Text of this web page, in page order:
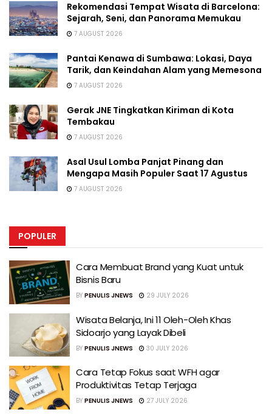
Rekomendasi Tempat Wisata di Barcelona:
Sejarah, Seni, dan Panorama Memukau
7 AUGUST 2026
Pantai Kenawa di Sumbawa: Lokasi, Daya
Tarik, dan Keindahan Alam yang Memesona
7 AUGUST 2026
Gerak JNE Tingkatkan Kiriman di Kota
Tembakau
7 AUGUST 2026
Asal Usul Lomba Panjat Pinang dan
Mengapa Masih Populer Saat 17 Agustus
7 AUGUST 2026
POPULER
Cara Membuat Brand yang Kuat untuk
Bisnis Baru
BY PENULIS JNEWS 29 JULY 2026
Wisata Belanja, Ini 11 Oleh-Oleh Khas
Sidoarjo yang Layak Dibeli
BY PENULIS JNEWS 30 JULY 2026
Cara Tetap Fokus saat WFH agar
Produktivitas Tetap Terjaga
BY PENULIS JNEWS 27 JULY 2026